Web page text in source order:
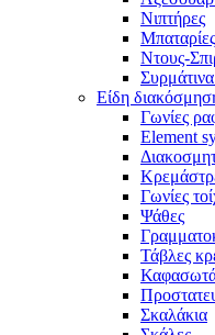
Νιπτήρες
Μπαταρίες
Ντους-
Είδη
Γωνίες
Element
Γωνίες
Ψάθες
Τάβλες
Σκαλάκια